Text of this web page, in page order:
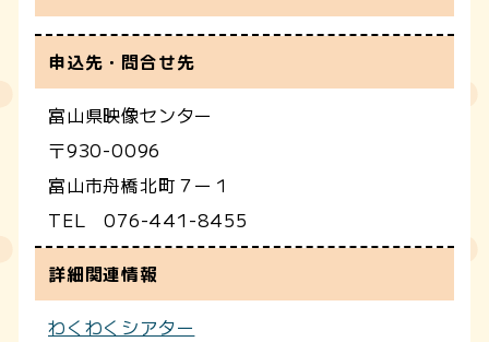
申込先・問合せ先
富山県映像センター
〒930-0096
富山市舟橋北町７ー１
TEL 076-441-8455
詳細関連情報
わくわくシアター